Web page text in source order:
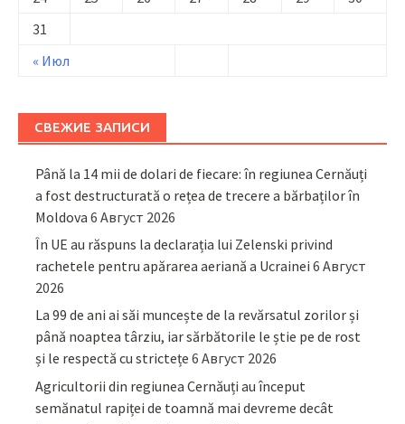
« Июл
31
СВЕЖИЕ ЗАПИСИ
Până la 14 mii de dolari de fiecare: în regiunea Cernăuți
a fost destructurată o rețea de trecere a bărbaților în
Moldova 6 Август 2026
În UE au răspuns la declarația lui Zelenski privind
rachetele pentru apărarea aeriană a Ucrainei 6 Август
2026
La 99 de ani ai săi muncește de la revărsatul zorilor și
până noaptea târziu, iar sărbătorile le știe pe de rost
și le respectă cu strictețe 6 Август 2026
Agricultorii din regiunea Cernăuți au început
semănatul rapiței de toamnă mai devreme decât